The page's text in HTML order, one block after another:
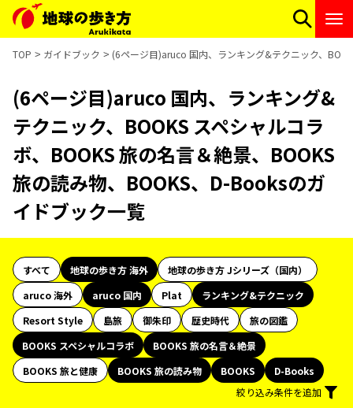
TOP ガイドブック (6ページ目)aruco 国内、ランキング&テクニック、
(6ページ目)aruco 国内、ランキング&
テクニック、BOOKS スペシャルコラ
ボ、BOOKS 旅の名言＆絶景、BOOKS
旅の読み物、BOOKS、D-Booksのガ
イドブック一覧
すべて 地球の歩き方 海外
地球の歩き方 Jシリーズ（国内）
aruco 海外
aruco 国内 Plat
ランキング&テクニック
Resort Style
島旅 御朱印 歴史時代
旅の図鑑
BOOKS スペシャルコラボ
BOOKS 旅の名言＆絶景
BOOKS 旅と健康
BOOKS 旅の読み物 BOOKS
D-Books
絞り込み条件を追加